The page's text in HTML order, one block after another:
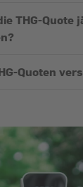
THG-Quote
Quoten